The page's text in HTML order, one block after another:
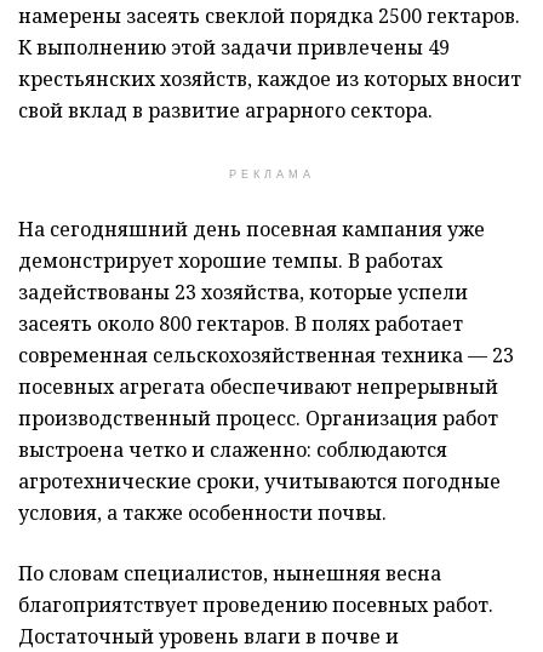
намерены засеять свеклой порядка 2500 гектаров.
К выполнению этой задачи привлечены 49
крестьянских хозяйств, каждое из которых вносит
свой вклад в развитие аграрного сектора.
РЕКЛАМА
На сегодняшний день посевная кампания уже
демонстрирует хорошие темпы. В работах
задействованы 23 хозяйства, которые успели
засеять около 800 гектаров. В полях работает
современная сельскохозяйственная техника — 23
посевных агрегата обеспечивают непрерывный
производственный процесс. Организация работ
выстроена четко и слаженно: соблюдаются
агротехнические сроки, учитываются погодные
условия, а также особенности почвы.
По словам специалистов, нынешняя весна
благоприятствует проведению посевных работ.
Достаточный уровень влаги в почве и